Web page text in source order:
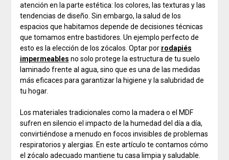
atención en la parte estética: los colores, las texturas y las
tendencias de diseño. Sin embargo, la salud de los
espacios que habitamos depende de decisiones técnicas
que tomamos entre bastidores. Un ejemplo perfecto de
esto es la elección de los zócalos. Optar por rodapiés
impermeables no solo protege la estructura de tu suelo
laminado frente al agua, sino que es una de las medidas
más eficaces para garantizar la higiene y la salubridad de
tu hogar.
Los materiales tradicionales como la madera o el MDF
sufren en silencio el impacto de la humedad del día a día,
convirtiéndose a menudo en focos invisibles de problemas
respiratorios y alergias. En este artículo te contamos cómo
el zócalo adecuado mantiene tu casa limpia y saludable.